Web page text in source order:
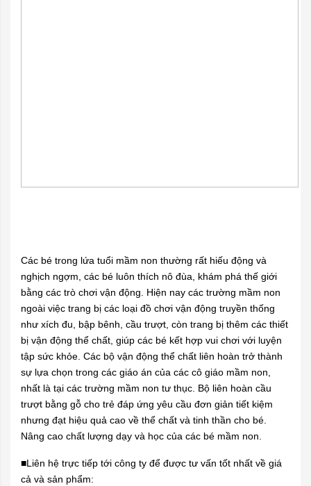
Các bé trong lứa tuổi mầm non thường rất hiếu động và
nghịch ngợm, các bé luôn thích nô đùa, khám phá thế giới
bằng các trò chơi vận động. Hiện nay các trường mầm non
ngoài việc trang bị các loại đồ chơi vận động truyền thống
như xích đu, bập bênh, cầu trượt, còn trang bị thêm các thiết
bị vận động thể chất, giúp các bé kết hợp vui chơi với luyện
tập sức khỏe. Các bộ vận động thể chất liên hoàn trở thành
sự lựa chọn trong các giáo án của các cô giáo mầm non,
nhất là tại các trường mầm non tư thục. Bộ liên hoàn cầu
trượt bằng gỗ cho trẻ đáp ứng yêu cầu đơn giản tiết kiệm
nhưng đạt hiệu quả cao về thể chất và tinh thần cho bé.
Nâng cao chất lượng dạy và học của các bé mầm non.
■Liên hệ trực tiếp tới công ty để được tư vấn tốt nhất về giá
cả và sản phẩm: